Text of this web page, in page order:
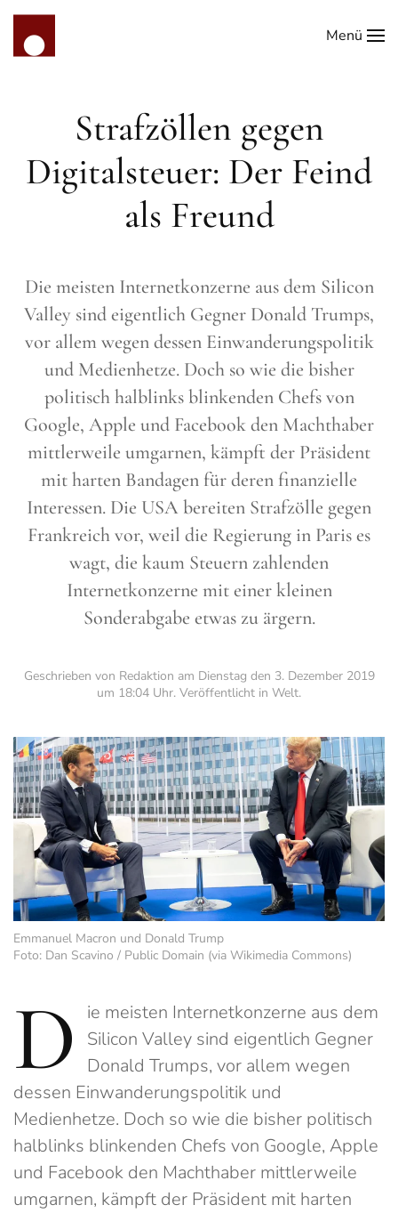
Zum Hauptinhalt springen
Menü
Strafzöllen gegen
Digitalsteuer: Der Feind
als Freund
Die meisten Internetkonzerne aus dem Silicon
Valley sind eigentlich Gegner Donald Trumps,
vor allem wegen dessen Einwanderungspolitik
und Medienhetze. Doch so wie die bisher
politisch halblinks blinkenden Chefs von
Google, Apple und Facebook den Machthaber
mittlerweile umgarnen, kämpft der Präsident
mit harten Bandagen für deren finanzielle
Interessen. Die USA bereiten Strafzölle gegen
Frankreich vor, weil die Regierung in Paris es
wagt, die kaum Steuern zahlenden
Internetkonzerne mit einer kleinen
Sonderabgabe etwas zu ärgern.
Geschrieben von Redaktion am Dienstag den 3. Dezember 2019
um 18:04 Uhr. Veröffentlicht in Welt.
Emmanuel Macron und Donald Trump
Foto: Dan Scavino / Public Domain (via Wikimedia Commons)
D
ie meisten Internetkonzerne aus dem
Silicon Valley sind eigentlich Gegner
Donald Trumps, vor allem wegen
dessen Einwanderungspolitik und
Medienhetze. Doch so wie die bisher politisch
halblinks blinkenden Chefs von Google, Apple
und Facebook den Machthaber mittlerweile
umgarnen, kämpft der Präsident mit harten